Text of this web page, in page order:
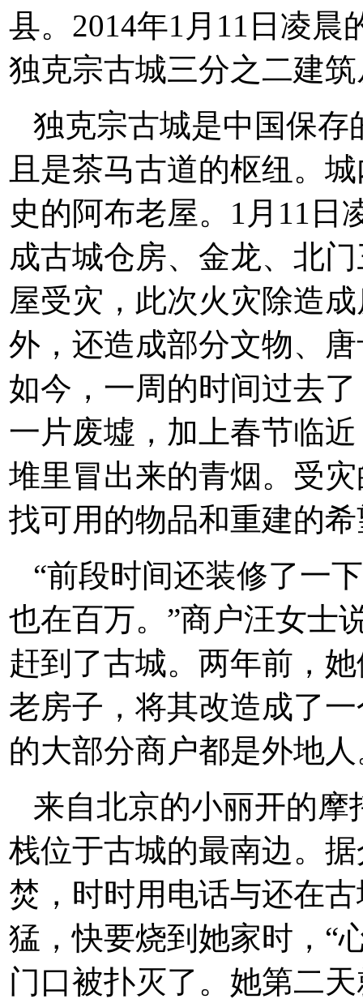
县。2014年1月11日凌
独克宗古城三分之二建
独克宗古城是中国保
且是茶马古道的枢纽。
史的阿布老屋。1月11日
成古城仓房、金龙、北
屋受灾，此次火灾除造
外，还造成部分文物、
如今，一周的时间过去
一片废墟，加上春节临
堆里冒出来的青烟。受
找可用的物品和重建的
“前段时间还装修了一
也在百万。”商户汪女士
赶到了古城。两年前，
老房子，将其改造成了
的大部分商户都是外地
来自北京的小丽开的
栈位于古城的最南边。
焚，时时用电话与还在
猛，快要烧到她家时，“
门口被扑灭了。她第二